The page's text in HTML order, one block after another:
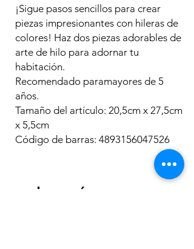
¡Sigue pasos sencillos para crear
piezas impresionantes con hileras de
colores! Haz dos piezas adorables de
arte de hilo para adornar tu
habitación.
Recomendado paramayores de 5
años.
Tamaño del artículo: 20,5cm x 27,5cm
x 5,5cm
Código de barras: 4893156047526
Los más